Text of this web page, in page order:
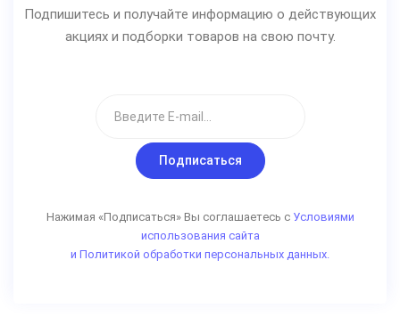
Подпишитесь и получайте информацию о действующих
акциях и подборки товаров на свою почту.
Подписаться
Нажимая «Подписаться» Вы соглашаетесь с Условиями
использования сайта
и Политикой обработки персональных данных.